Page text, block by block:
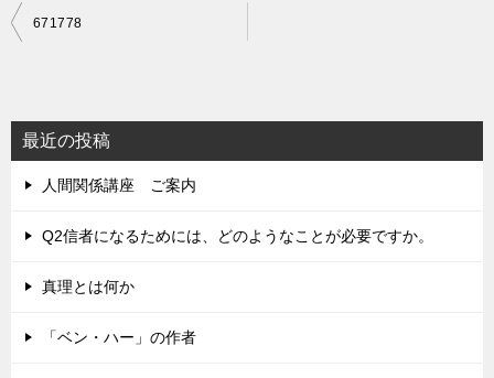
投
ビ
ゲ
ー
シ
671778
最近の投稿
人間関係講座 ご案内
Q2信者になるためには、どのようなことが必要ですか。
真理とは何か
「ベン・ハー」の作者